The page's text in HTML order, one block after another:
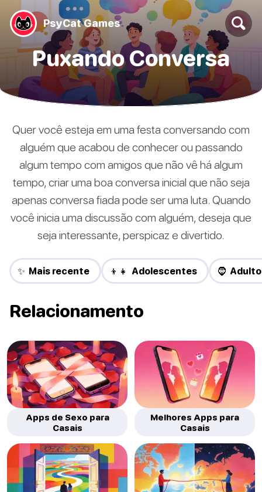
PsyCat Games
Puxando Conversa
Quer você esteja em uma festa conversando com
alguém que acabou de conhecer ou passando
algum tempo com amigos que não vê há algum
tempo, criar uma boa conversa inicial que não seja
apenas conversa fiada pode ser uma luta. Quando
você inicia uma discussão com alguém, deseja que
seja interessante, perspicaz e divertido.
✨ Mais recente 👦👧 Adolescentes 🧔
Relacionamento
Apps de Sexo para
Casais
Melhores Apps para
Casais